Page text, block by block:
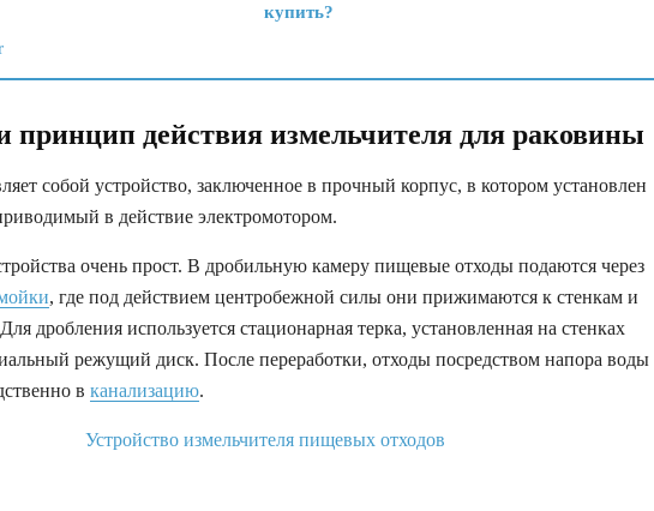
купить?
принцип действия измельчителя для раковины
собой устройство, заключенное в прочный корпус, в котором установлен
в действие электромотором.
очень прост. В дробильную камеру пищевые отходы подаются через
, где под действием центробежной силы они прижимаются к стенкам и
дробления используется стационарная терка, установленная на стенках
режущий диск. После переработки, отходы посредством напора воды
в канализацию.